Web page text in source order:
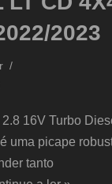
2023
16V Turbo
uma picape
tanto